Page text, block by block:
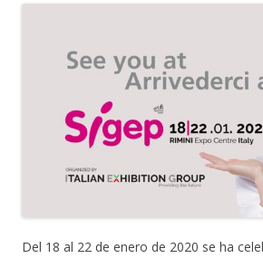
Del 18 al 22 de enero de 2020 se ha